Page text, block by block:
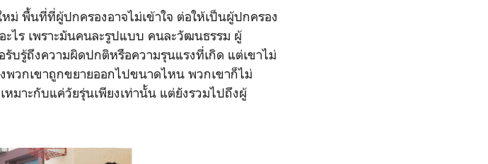
พื้นที่ที่ผู้ปกครองอาจไม่เข้าใจ ต่อให้เป็นผู้ปกครอง
ะไร เพราะมันคนละรูปแบบ คนละวัฒนธรรม ผู้
บรู้ถึงความผิดปกติหรือความรุนแรงที่เกิด แต่เขาไม่
พวกเขาถูกขยายออกไปขนาดไหน พวกเขาก็ไม่
หมาะกับแค่วัยรุ่นเพียงเท่านั้น แต่ยังรวมไปถึงผู้